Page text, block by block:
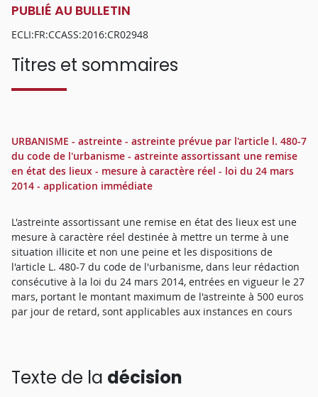
PUBLIÉ AU BULLETIN
ECLI:FR:CCASS:2016:CR02948
Titres et sommaires
URBANISME - astreinte - astreinte prévue par l'article l. 480-7
du code de l'urbanisme - astreinte assortissant une remise
en état des lieux - mesure à caractère réel - loi du 24 mars
2014 - application immédiate
L'astreinte assortissant une remise en état des lieux est une
mesure à caractère réel destinée à mettre un terme à une
situation illicite et non une peine et les dispositions de
l'article L. 480-7 du code de l'urbanisme, dans leur rédaction
consécutive à la loi du 24 mars 2014, entrées en vigueur le 27
mars, portant le montant maximum de l'astreinte à 500 euros
par jour de retard, sont applicables aux instances en cours
Texte de la décision